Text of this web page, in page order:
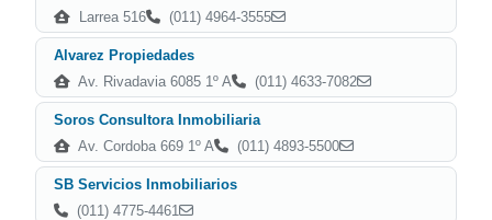
Larrea 516
(011) 4964-3555
Alvarez Propiedades
Av. Rivadavia 6085 1º A
(011) 4633-7082
Soros Consultora Inmobiliaria
Av. Cordoba 669 1º A
(011) 4893-5500
SB Servicios Inmobiliarios
(011) 4775-4461